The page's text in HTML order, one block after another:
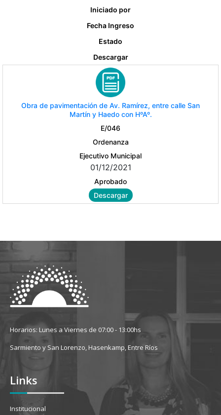
Iniciado por
Fecha Ingreso
Estado
Descargar
Obra de pavimentación de Av. Ramírez, entre calle San
Martín y Haedo con HºAº.
E/046
Ordenanza
Ejecutivo Municipal
01/12/2021
Aprobado
Descargar
Horarios: Lunes a Viernes de 07:00 - 13:00hs
Sarmiento y San Lorenzo, Hasenkamp, Entre Ríos
Links
Institucional